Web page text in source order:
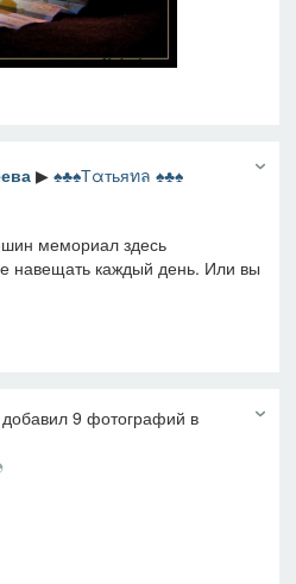
▶ ♠♣♠Тαтьяทล ♠♣♠
мемориал здесь
навещать каждый день. Или вы
9 фотографий в